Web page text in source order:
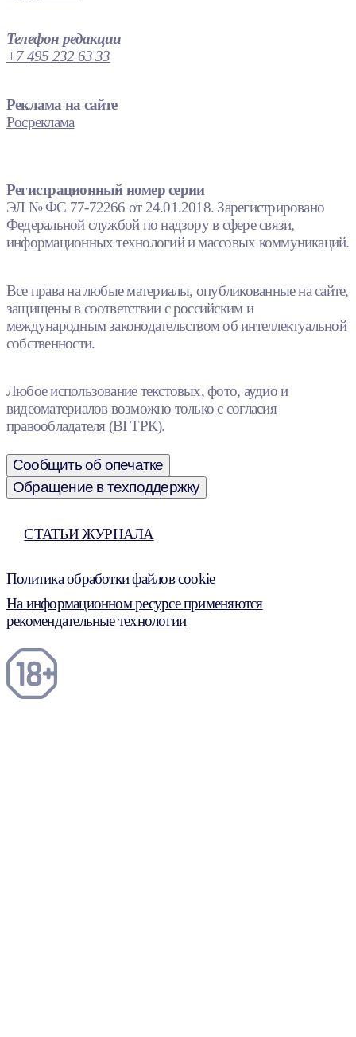
Телефон редакции
+7 495 232 63 33
Реклама на сайте
Росреклама
Регистрационный номер серии
ЭЛ № ФС 77-72266 от 24.01.2018. Зарегистрировано
Федеральной службой по надзору в сфере связи,
информационных технологий и массовых коммуникаций.
Все права на любые материалы, опубликованные на сайте,
защищены в соответствии с российским и
международным законодательством об интеллектуальной
собственности.
Любое использование текстовых, фото, аудио и
видеоматериалов возможно только с согласия
правообладателя (ВГТРК).
Сообщить об опечатке
Обращение в техподдержку
СТАТЬИ ЖУРНАЛА
Политика обработки файлов cookie
На информационном ресурсе применяются
рекомендательные технологии